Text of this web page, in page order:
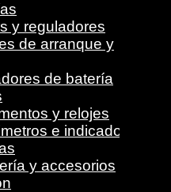
y reguladores
de arranque y
de batería
y relojes
e indicadores
y accesorios